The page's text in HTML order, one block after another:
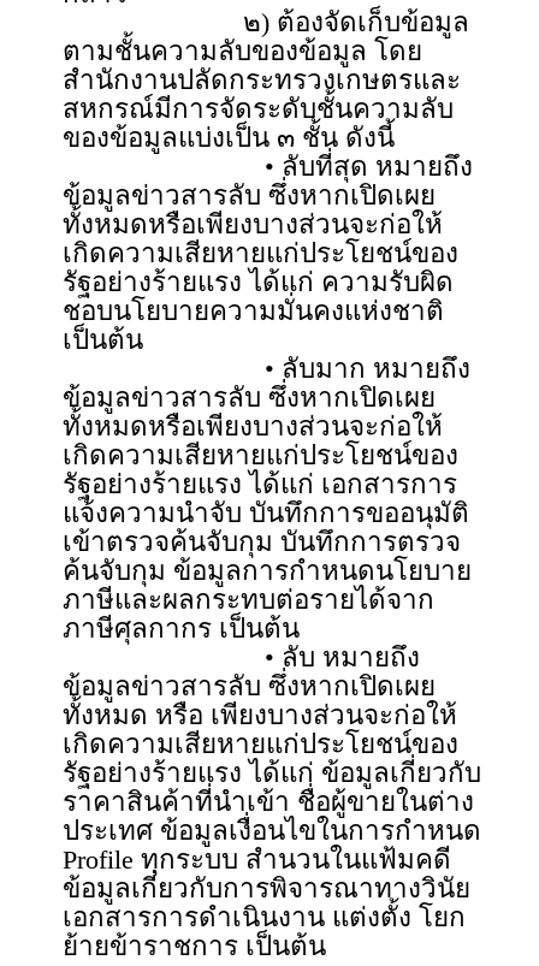
๒) ต้องจัดเก็บข้อมูล
ตามชั้นความลับของข้อมูล โดย
สำนักงานปลัดกระทรวงเกษตรและ
สหกรณ์มีการจัดระดับชั้นความลับ
ของข้อมูลแบ่งเป็น ๓ ชั้น ดังนี้
• ลับที่สุด หมายถึง
ข้อมูลข่าวสารลับ ซึ่งหากเปิดเผย
ทั้งหมดหรือเพียงบางส่วนจะก่อให้
เกิดความเสียหายแก่ประโยชน์ของ
รัฐอย่างร้ายแรง ได้แก่ ความรับผิด
ชอบนโยบายความมั่นคงแห่งชาติ
เป็นต้น
• ลับมาก หมายถึง
ข้อมูลข่าวสารลับ ซึ่งหากเปิดเผย
ทั้งหมดหรือเพียงบางส่วนจะก่อให้
เกิดความเสียหายแก่ประโยชน์ของ
รัฐอย่างร้ายแรง ได้แก่ เอกสารการ
แจ้งความนำจับ บันทึกการขออนุมัติ
เข้าตรวจค้นจับกุม บันทึกการตรวจ
ค้นจับกุม ข้อมูลการกำหนดนโยบาย
ภาษีและผลกระทบต่อรายได้จาก
ภาษีศุลกากร เป็นต้น
• ลับ หมายถึง
ข้อมูลข่าวสารลับ ซึ่งหากเปิดเผย
ทั้งหมด หรือ เพียงบางส่วนจะก่อให้
เกิดความเสียหายแก่ประโยชน์ของ
รัฐอย่างร้ายแรง ได้แก่ ข้อมูลเกี่ยวกับ
ราคาสินค้าที่นำเข้า ชื่อผู้ขายในต่าง
ประเทศ ข้อมูลเงื่อนไขในการกำหนด
Profile ทุกระบบ สำนวนในแฟ้มคดี
ข้อมูลเกี่ยวกับการพิจารณาทางวินัย
เอกสารการดำเนินงาน แต่งตั้ง โยก
ย้ายข้าราชการ เป็นต้น